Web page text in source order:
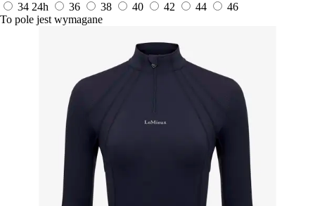
34 24h 36 38 40 42 44
46
To pole jest wymagane